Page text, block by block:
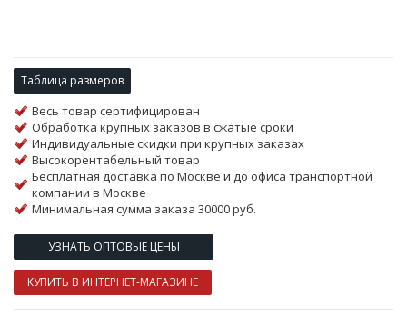
Таблица размеров
Весь товар сертифицирован
Обработка крупных заказов в сжатые сроки
Индивидуальные скидки при крупных заказах
Высокорентабельный товар
Бесплатная доставка по Москве и до офиса транспортной
компании в Москве
Минимальная сумма заказа 30000 руб.
УЗНАТЬ ОПТОВЫЕ ЦЕНЫ
КУПИТЬ В ИНТЕРНЕТ-МАГАЗИНЕ